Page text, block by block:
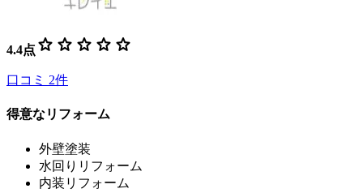
4.4点 star star star star star
口コミ 2件
得意なリフォーム
外壁塗装
水回りリフォーム
内装リフォーム